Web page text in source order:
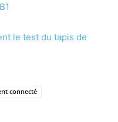
le test du tapis de
connecté